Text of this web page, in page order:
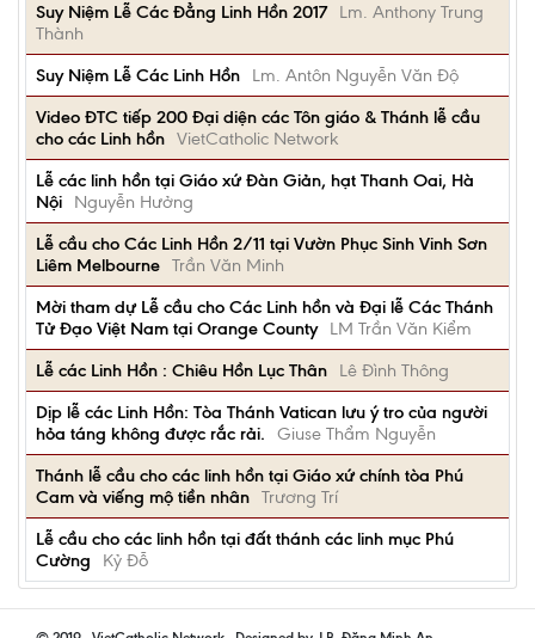
Suy Niệm Lễ Các Đẳng Linh Hồn 2017
Lm. Anthony Trung
Thành
Suy Niệm Lễ Các Linh Hồn
Lm. Antôn Nguyễn Văn Độ
Video ĐTC tiếp 200 Đại diện các Tôn giáo & Thánh lễ cầu
cho các Linh hồn VietCatholic Network
Lễ các linh hồn tại Giáo xứ Đàn Giản, hạt Thanh Oai, Hà
Nội
Nguyễn Hưởng
Lễ cầu cho Các Linh Hồn 2/11 tại Vườn Phục Sinh Vinh Sơn
Liêm Melbourne Trần Văn Minh
Mời tham dự Lễ cầu cho Các Linh hồn và Đại lễ Các Thánh
Tử Đạo Việt Nam tại Orange County
LM Trần Văn Kiểm
Lễ các Linh Hồn : Chiêu Hồn Lục Thân
Lê Đình Thông
Dịp lễ các Linh Hồn: Tòa Thánh Vatican lưu ý tro của người
hỏa táng không được rắc rải.
Giuse Thẩm Nguyễn
Thánh lễ cầu cho các linh hồn tại Giáo xứ chính tòa Phú
Cam và viếng mộ tiền nhân Trương Trí
Lễ cầu cho các linh hồn tại đất thánh các linh mục Phú
Cường
Kỷ Đỗ